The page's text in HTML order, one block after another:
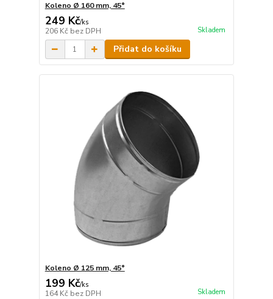
Koleno Ø 160 mm, 45°
249 Kč/ks
206 Kč bez DPH Skladem
Přidat do košíku
Koleno Ø 125 mm, 45°
199 Kč/ks
164 Kč bez DPH Skladem